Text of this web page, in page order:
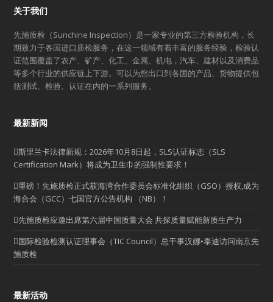
关于我们
先施质检（Sunchine Inspection）是一家专业的第三方检验机构，长
期致力于各国进口质检服务，在这一领域有着丰富的服务经验，检验认
证范围覆盖了农产、矿产、化工、金属、机电，汽车、建材以及消费品
等多个行业的供应链上下游。可以为您出口到各国的产品、货物提供包
括测试、检验、认证在内的一系列服务。
最新新闻
斯里兰卡法律新规：2026年10月8日起，SLS认证标志（SLS
Certification Mark）将成为卫生巾的强制性要求！
重磅！先施质检正式获海湾合作委员会标准化组织（GSO）授权,成为
海合会（GCC）七国官方公告机构 （NB）！
先施质检应邀出席第六届中国质量大会 共探质量赋能新质生产力
国际检验检测认证理事会（TIC Council）总干事汉娜•泰迪访问南京先
施质检
最新活动